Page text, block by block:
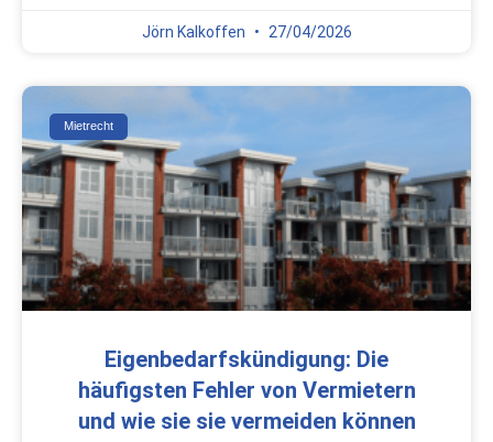
Jörn Kalkoffen 27/04/2026
Mietrecht
Eigenbedarfskündigung: Die
häufigsten Fehler von Vermietern
und wie sie sie vermeiden können